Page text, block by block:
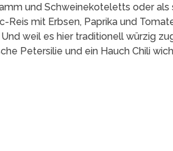
und Schweinekoteletts oder
Reis mit Erbsen, Paprika und
weil es hier traditionell würzig
Petersilie und ein Hauch Chili